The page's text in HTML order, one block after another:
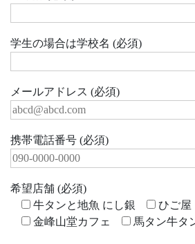
学生の場合は学校名 (必須)
メールアドレス (必須)
携帯電話番号 (必須)
希望店舗 (必須)
牛タンと地魚 にし銀
ひご屋
金峰山堂カフェ
馬タン牛タ